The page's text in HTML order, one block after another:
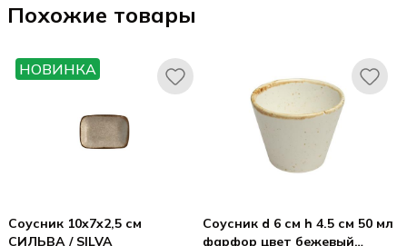
Похожие товары
НОВИНКА
Соусник 10x7x2,5 см
СИЛЬВА / SILVA
Соусник d 6 см h 4.5 см 50 мл
фарфор цвет бежевый